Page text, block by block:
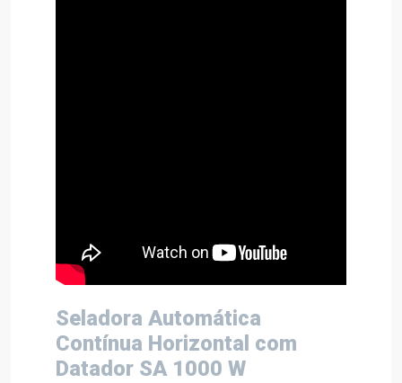
Seladora Automática
Contínua Horizontal com
Datador SA 1000 W